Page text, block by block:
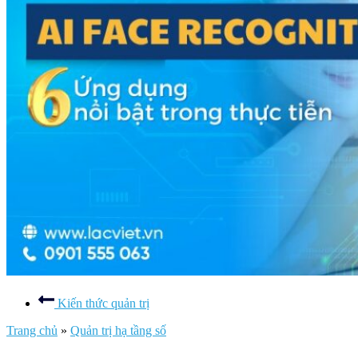
Kiến thức quản trị
Trang chủ » Quản trị hạ tầng số